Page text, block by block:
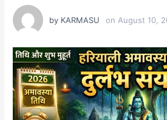
by KARMASU on August 10,